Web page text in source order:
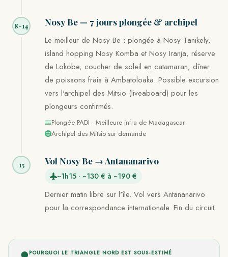
8-14
Nosy Be — 7 jours plongée & archipel
Le meilleur de Nosy Be : plongée à Nosy Tanikely,
island hopping Nosy Komba et Nosy Iranja, réserve
de Lokobe, coucher de soleil en catamaran, dîner
de poissons frais à Ambatoloaka. Possible excursion
vers l'archipel des Mitsio (liveaboard) pour les
plongeurs confirmés.
Plongée PADI · Meilleure infra de Madagascar
Archipel des Mitsio sur demande
15 Vol Nosy Be → Antananarivo
~1h15 · ~130 € à ~190 €
Dernier matin libre sur l'île. Vol vers Antananarivo
pour la correspondance internationale. Fin du circuit.
POURQUOI LE TRIANGLE NORD EST SOUS-ESTIMÉ